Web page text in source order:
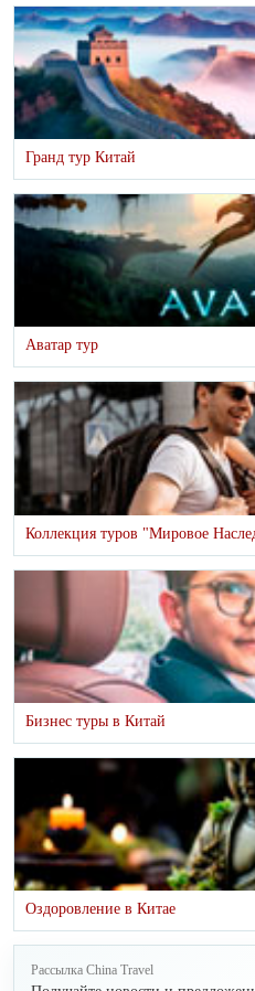
Гранд тур Китай
Аватар тур
Коллекция туров "Мировое
Бизнес туры в Китай
Оздоровление в Китае
Рассылка China Travel